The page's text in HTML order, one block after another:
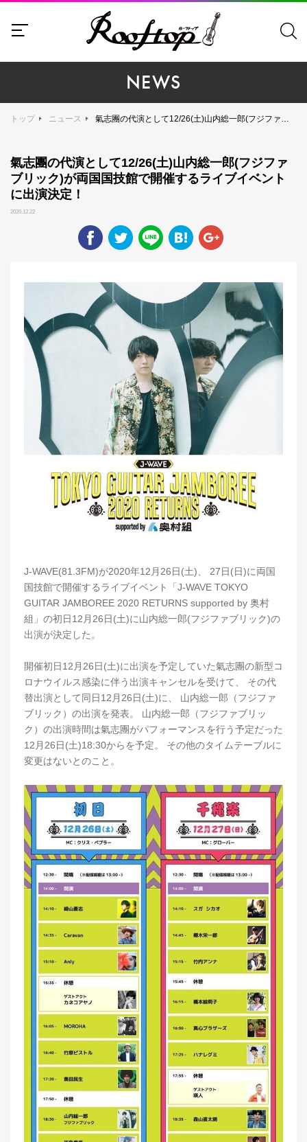
NEWS
トップ ニュース 氣志團の代演として12/26(土)山内総一郎(フジファブリック)が両国国技館で開催するライブイベントに出演決定！
氣志團の代演として12/26(土)山内総一郎(フジファ
ブリック)が両国国技館で開催するライブイベント
に出演決定！
2020.12.22
J-WAVE(81.3FM)が2020年12月26日(土)、 27日(日)に両国
国技館で開催するライブイベント「J-WAVE TOKYO
GUITAR JAMBOREE 2020 RETURNS supported by 奥村
組」の初日12月26日(土)に山内総一郎(フジファブリック)の
出演が決定した。
開催初日12月26日(土)に出演を予定していた氣志團の新型コ
ロナウイルス感染に伴う出演キャンセルを受けて、 その代
替出演として同日12月26日(土)に、 山内総一郎（フジファ
ブリック）の出演を発表。 山内総一郎（フジファブリッ
ク）の出演時間は氣志團がパフォーマンスを行う予定だった
12月26日(土)18:30からを予定。 その他のタイムテーブルに
変更はないとのこと。